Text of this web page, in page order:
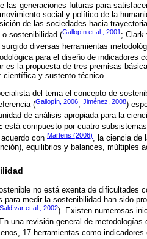
las generaciones futuras para
social y político de la
de las sociedades hacia
sostenibilidad (Gallopín et al., 2001 ; Clark
diversas herramientas
para el diseño de indicadores
es la propuesta de tres premisas
científica y sustento técnico.
del tema el concepto de
(Gallopín, 2006; Jiménez, 2008)
de análisis apropiada para la
está compuesto por cuatro
con Martens (2006), la ciencia de
equilibrios y balances, múltiples
no está exenta de dificultades
para medir la sostenibilidad han sido
Saldívar et al., 2002). Existen numerosas
una revisión general de
17 herramientas como